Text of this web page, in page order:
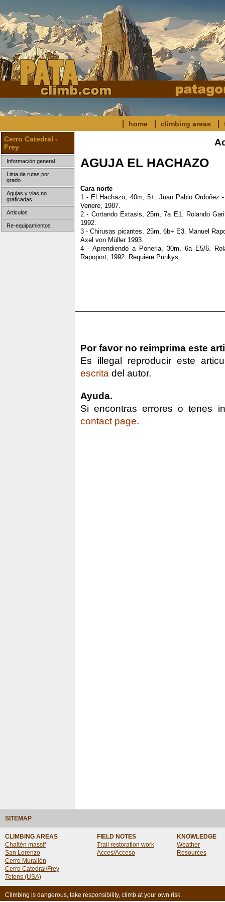
home climbing areas
Cerro Catedral -
Frey
Información general
Lista de rutas por
grado
Agujas y vias no
graficadas
Articulos
Re-equipamientos
AGUJA EL HACHAZO
Cara norte
1 - El Hachazo, 40m, 5+. Juan Pablo Ordoñez
Venere, 1987.
2 - Cortando Extasis, 25m, 7a E1. Rolando
1992.
3 - Chirusas picantes, 25m, 6b+ E3. Manuel
Axel von Müller 1993.
4 - Aprendiendo a Ponerla, 30m, 6a E5/6.
Rapoport, 1992. Requiere Punkys.
Por favor no reimprima este
Es illegal reproducir este
escrita del autor.
Ayuda.
Si encontras errores o tenes
contact page.
SITEMAP
CLIMBING AREAS
Chaltén massif
San Lorenzo
Cerro Murallón
Cerro Catedral/Frey
Tetons (USA)
FIELD NOTES
Trail restoration work
Acces/Acceso
KNOWLEDGE
Weather
Resources
Climbing is dangerous, take responsibility, climb at your own risk.